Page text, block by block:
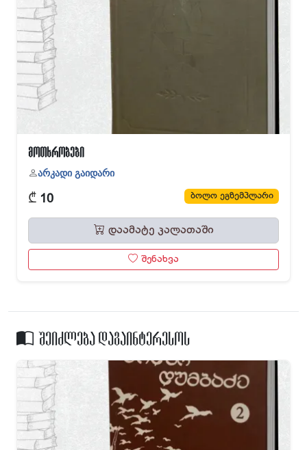
მოთხრობები
არკადი გაიდარი
₾ 10 ბოლო ეგზემპლარი
დაამატე კალათაში
შენახვა
შეიძლება დაგაინტერესოს